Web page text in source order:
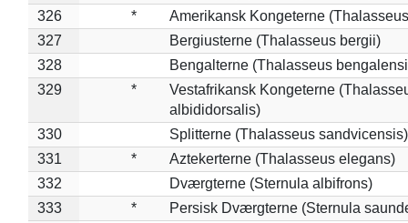
326
*
Amerikansk Kongeterne
327
Bergiusterne (Thalasseus bergii)
328
Bengalterne (Thalasseus
329
*
Vestafrikansk Kongeterne
albididorsalis)
330
Splitterne (Thalasseus sandvicensis)
331
*
Aztekerterne (Thalasseus elegans)
332
Dværgterne (Sternula albifrons)
333
*
Persisk Dværgterne (Sternula